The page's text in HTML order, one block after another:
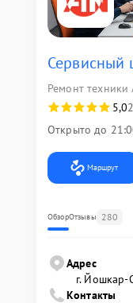
Сервисный
Ремонт техники
5,0
Открыто до
Маршрут
ОбзорОтзывы 280
Адрес
г. Йошкар-
Контакты